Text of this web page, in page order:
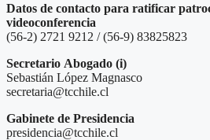
Datos de contacto para ratificar
videoconferencia
(56-2) 2721 9212 / (56-9) 83825823
Secretario Abogado (i)
Sebastián López Magnasco
secretaria@tcchile.cl
Gabinete de Presidencia
presidencia@tcchile.cl